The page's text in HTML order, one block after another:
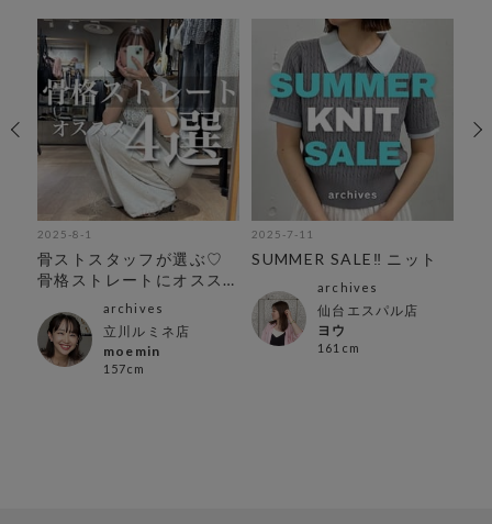
2025-8-1
骨ストスタッフが選ぶ♡
骨格ストレートにオスス
archives
立川ルミネ店
moemin
157cm
2025-7-11
SUMMER SALE‼︎ ニット
archives
仙台エスパル店
ヨウ
161cm